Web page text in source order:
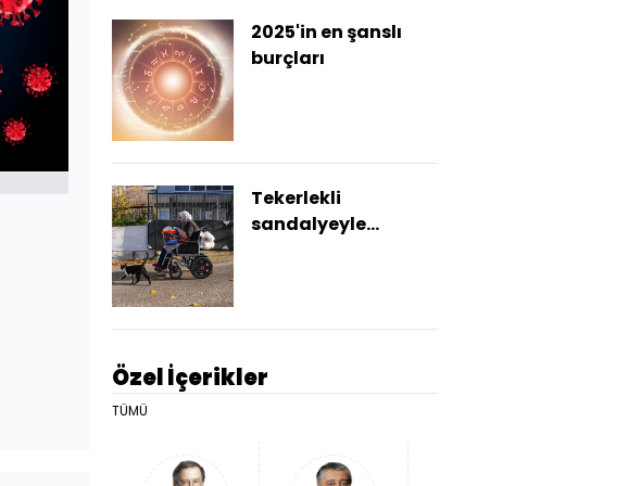
Özel İçerikler
TÜMÜ
2025'in en şanslı
burçları
Tekerlekli
sandalyeyle